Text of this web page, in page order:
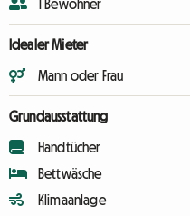
1 Bewohner
Idealer Mieter
Mann oder Frau
Grundausstattung
Handtücher
Bettwäsche
Klimaanlage